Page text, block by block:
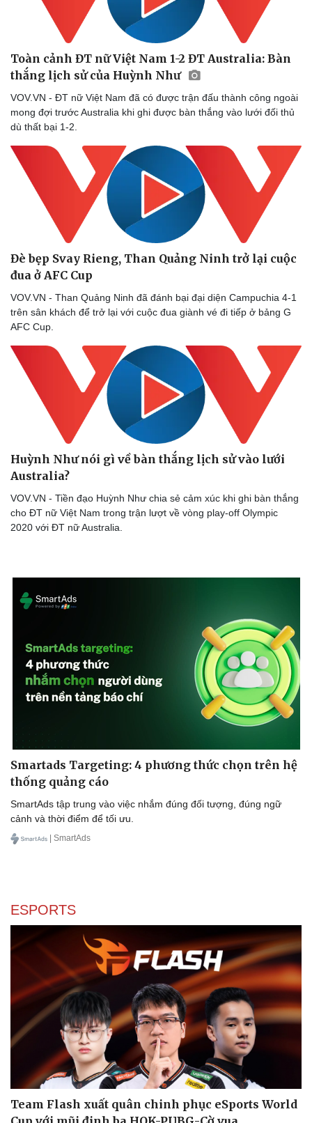
Doanh nghiệp 24h
Doanh nhân
Vì cộng đồng
Tin Công nghệ
Trải nghiệm
Chuyển đổi số
Nhi khoa
Nam khoa
Làm đẹp - giảm cân
Phòng mạch online
Đời sống
Toàn cảnh ĐT nữ Việt Nam 1-2 ĐT Australia: Bàn
thắng lịch sử của Huỳnh Như
VOV.VN - ĐT nữ Việt Nam đã có được trận đấu thành công ngoài
mong đợi trước Australia khi ghi được bàn thắng vào lưới đối thủ
dù thất bại 1-2.
Đè bẹp Svay Rieng, Than Quảng Ninh trở lại cuộc
đua ở AFC Cup
VOV.VN - Than Quảng Ninh đã đánh bại đại diện Campuchia 4-1
trên sân khách để trở lại với cuộc đua giành vé đi tiếp ở bảng G
AFC Cup.
Huỳnh Như nói gì về bàn thắng lịch sử vào lưới
Australia?
VOV.VN - Tiền đạo Huỳnh Như chia sẻ cảm xúc khi ghi bàn thắng
cho ĐT nữ Việt Nam trong trận lượt về vòng play-off Olympic
2020 với ĐT nữ Australia.
Smartads Targeting: 4 phương thức chọn trên hệ
thống quảng cáo
SmartAds tập trung vào việc nhắm đúng đối tượng, đúng ngữ
cảnh và thời điểm để tối ưu.
| SmartAds
ESPORTS
Team Flash xuất quân chinh phục eSports World